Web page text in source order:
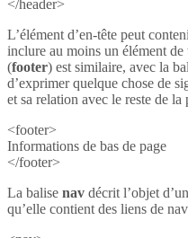
</header>
L’élément d’en-tête peut
inclure au moins un élément de
(footer) est similaire, avec la
d’exprimer quelque chose de
et sa relation avec le reste de la
<footer>
Informations de bas de page
</footer>
La balise nav décrit l’objet
qu’elle contient des liens de